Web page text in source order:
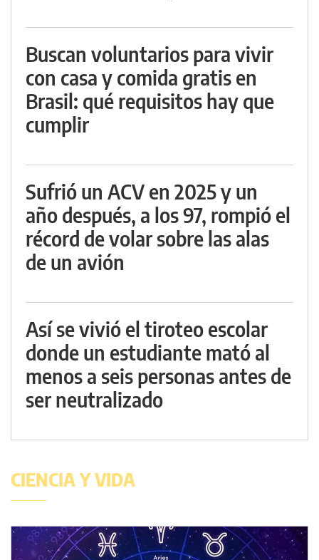
Buscan voluntarios para vivir
con casa y comida gratis en
Brasil: qué requisitos hay que
cumplir
Sufrió un ACV en 2025 y un
año después, a los 97, rompió el
récord de volar sobre las alas
de un avión
Así se vivió el tiroteo escolar
donde un estudiante mató al
menos a seis personas antes de
ser neutralizado
CIENCIA Y VIDA